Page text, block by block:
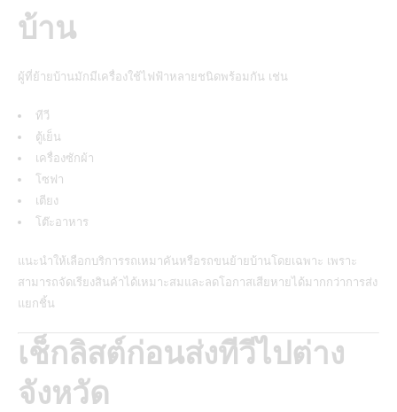
บ้าน
ผู้ที่ย้ายบ้านมักมีเครื่องใช้ไฟฟ้าหลายชนิดพร้อมกัน เช่น
ทีวี
ตู้เย็น
เครื่องซักผ้า
โซฟา
เตียง
โต๊ะอาหาร
แนะนำให้เลือกบริการรถเหมาคันหรือรถขนย้ายบ้านโดยเฉพาะ เพราะ
สามารถจัดเรียงสินค้าได้เหมาะสมและลดโอกาสเสียหายได้มากกว่าการส่ง
แยกชิ้น
เช็กลิสต์ก่อนส่งทีวีไปต่าง
จังหวัด